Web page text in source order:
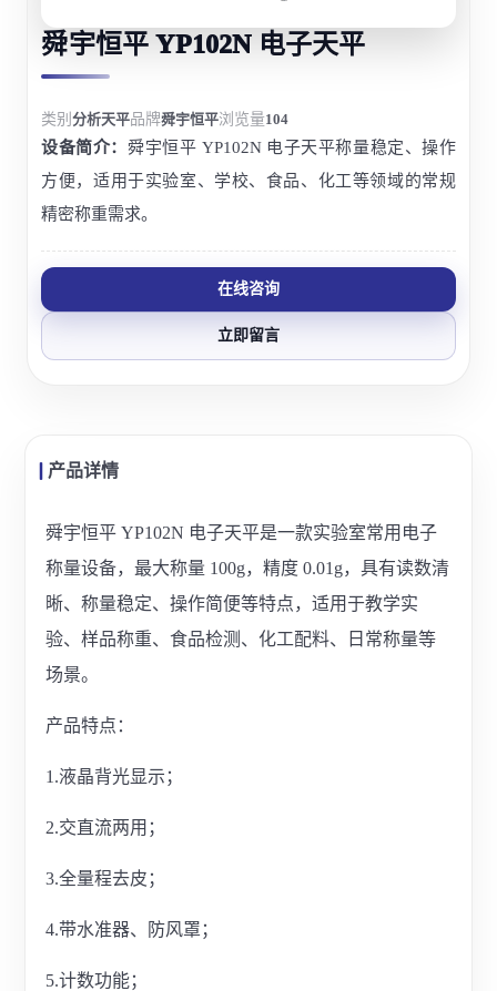
舜宇恒平 YP102N 电子天平
类别分析天平品牌舜宇恒平浏览量104
设备简介： 舜宇恒平 YP102N 电子天平称量稳定、操作
方便，适用于实验室、学校、食品、化工等领域的常规
精密称重需求。
在线咨询
立即留言
产品详情
舜宇恒平 YP102N 电子天平是一款实验室常用电子
称量设备，最大称量 100g，精度 0.01g，具有读数清
晰、称量稳定、操作简便等特点，适用于教学实
验、样品称重、食品检测、化工配料、日常称量等
场景。
产品特点：
1.液晶背光显示；
2.交直流两用；
3.全量程去皮；
4.带水准器、防风罩；
5.计数功能；